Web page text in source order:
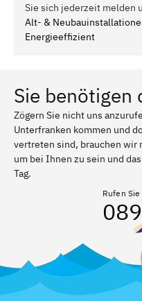
Sie sich jederzeit melden
Alt- &
Energieeffizient
Sie benötigen
Zögern Sie nicht uns
Unterfranken kommen und
vertreten sind, brauchen wir
um bei Ihnen zu sein und
Tag.
Rufen Sie